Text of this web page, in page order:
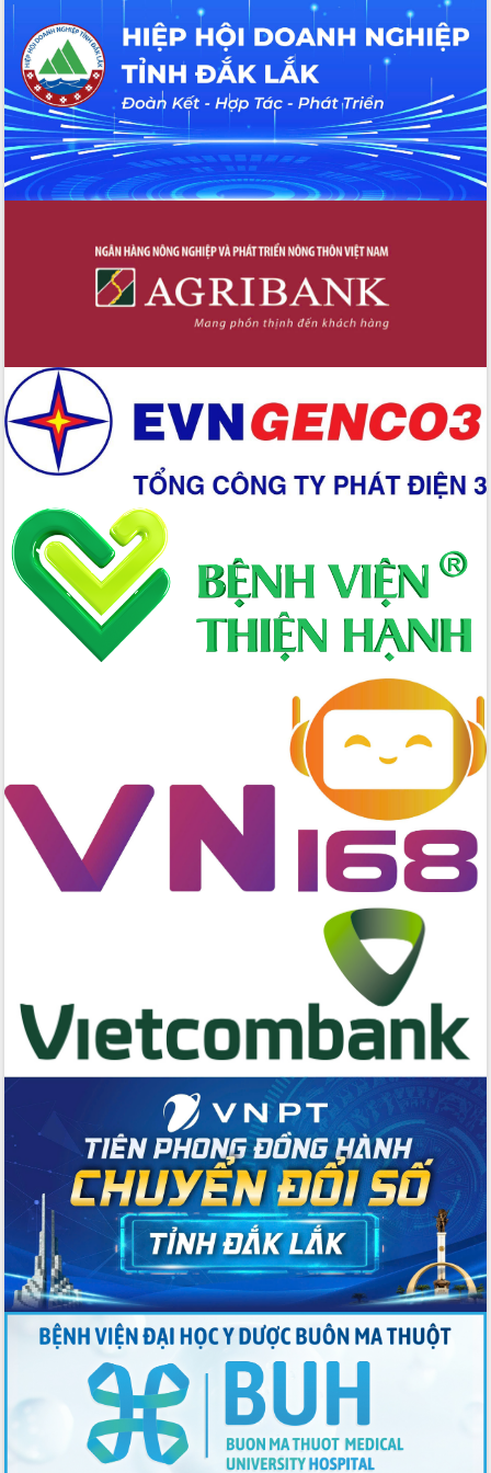
UBND tỉnh họp báo định kỳ tháng 4
năm 2026
Hội thảo khoa học “Giải pháp thúc đẩy
phát triển nền kinh tế xanh tại tỉnh
Đắk Lắk”
Tăng cường giám sát, đôn đốc thực
hiện nhiệm vụ quản lý tài sản công
hàng tuần
tại Trung tâm Phục vụ hành chính
Đắk Lắk: Tôn vinh 46 giải pháp tại Hội
thi Sáng tạo Kỹ thuật 2024 - 2025
về phát triển nuôi trồng thủy sản
Phó Chủ tịch UBND tỉnh Đắk Lắk
Trương Công Thái kiểm tra thực địa
Dự án cao tốc Khánh Hòa - Buôn Ma
Thuột
Định vị cà phê Việt Nam như một “di
sản sống” trong dòng chảy toàn cầu
Xây dựng nông thôn mới: Nâng cao đời
sống người dân từ những mô hình thiết
thực
Quyết liệt tháo gỡ vướng mắc, đẩy
nhanh tiến độ các dự án trọng điểm
trong Khu kinh tế Nam Phú Yên
đến năm 2050
Phát động chiến dịch 30 ngày đêm
giải phóng mặt bằng Tuyến đường bộ
ven biển
Đắk Lắk nỗ lực thúc đẩy tăng trưởng
Việt Nam
Thứ trưởng Bộ Y tế làm việc với tỉnh
Đắk Lắk về phát triển nhân lực y tế
Du lịch Đắk Lắk nâng tầm trải nghiệm
du khách thông qua Hệ thống cơ sở dữ
liệu và Bản đồ số
Tập huấn ứng dụng trí tuệ nhân tạo (AI)
trong thương mại điện tử năm 2026
Đoàn đại biểu Quốc hội tỉnh Đắk Lắk
trao đổi thông tin trước Kỳ họp thứ
nhất, Quốc hội khóa XVI
Quyết liệt cải cách hành chính, khơi
thông nguồn lực phát triển
Nâng cao hiệu lực, hiệu quả HĐND
tỉnh thông qua hiện đại hóa hành chính
Xã Ea Phê gắn cải cách hành chính với
chuyển đổi số
Phó Chủ tịch Thường trực UBND tỉnh